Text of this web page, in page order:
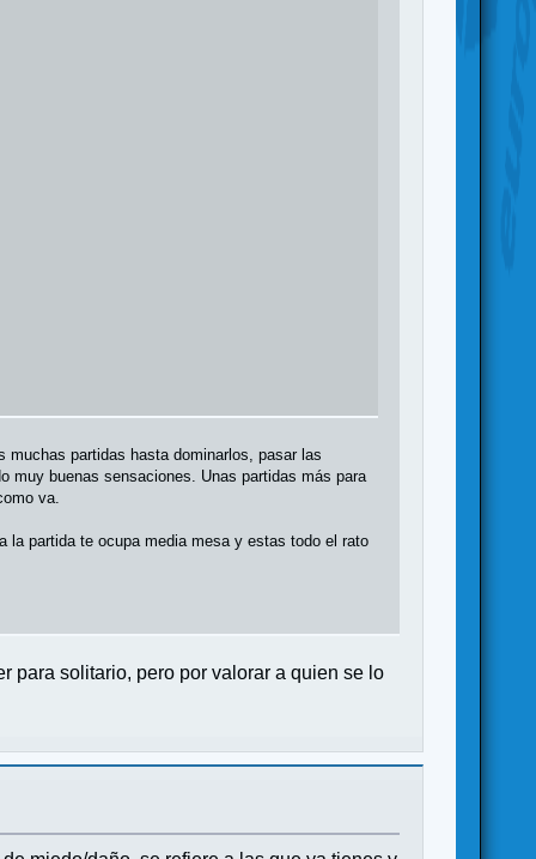
partidas hasta dominarlos, pasar las
muy buenas sensaciones. Unas partidas más para
va.
la partida te ocupa media mesa y estas todo el rato
para solitario, pero por valorar a quien se lo